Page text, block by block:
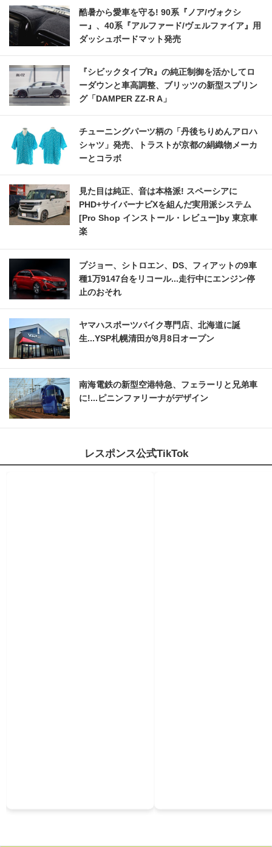
酷暑から愛車を守る! 90系『ノア/ヴォクシ
ー』、40系『アルファード/ヴェルファイア』用
ダッシュボードマット発売
『シビックタイプR』の純正制御を活かしてロ
ーダウンと車高調整、ブリッツの新型スプリン
グ「DAMPER ZZ-R A」
チューニングパーツ柄の「丹後ちりめんアロハ
シャツ」発売、トラストが京都の絹織物メーカ
ーとコラボ
見た目は純正、音は本格派! スペーシアに
PHD+サイバーナビXを組んだ実用派システム
[Pro Shop インストール・レビュー]by 東京車
楽
プジョー、シトロエン、DS、フィアットの9車
種1万9147台をリコール...走行中にエンジン停
止のおそれ
ヤマハスポーツバイク専門店、北海道に誕
生...YSP札幌清田が8月8日オープン
南海電鉄の新型空港特急、フェラーリと兄弟車
に!...ピニンファリーナがデザイン
レスポンス公式TikTok